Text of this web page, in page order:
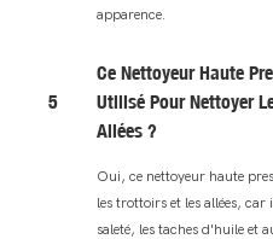
apparence.
5
Ce Nettoyeur Haute
Utilisé Pour Nettoyer
Allées ?
Oui, ce nettoyeur haute
les trottoirs et les allées,
saleté, les taches d'huile et